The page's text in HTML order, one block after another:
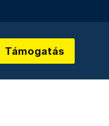
Támogatás